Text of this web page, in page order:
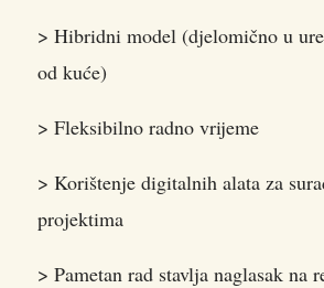
> Hibridni model (djelomično u
od kuće)
> Fleksibilno radno vrijeme
> Korištenje digitalnih alata za
projektima
> Pametan rad stavlja naglasak na